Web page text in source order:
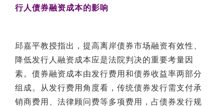
行人债券融资成本的影响
邱嘉平教授指出，提高离岸债券市场融资有效性、
降低发行人融资成本应是法院判决的重要考量因
素。债券融资成本由发行费用和债券收益率两部分
组成。从发行费用角度看，传统债券发行需支付承
销商费用、法律顾问费等多项费用，占债券发行规